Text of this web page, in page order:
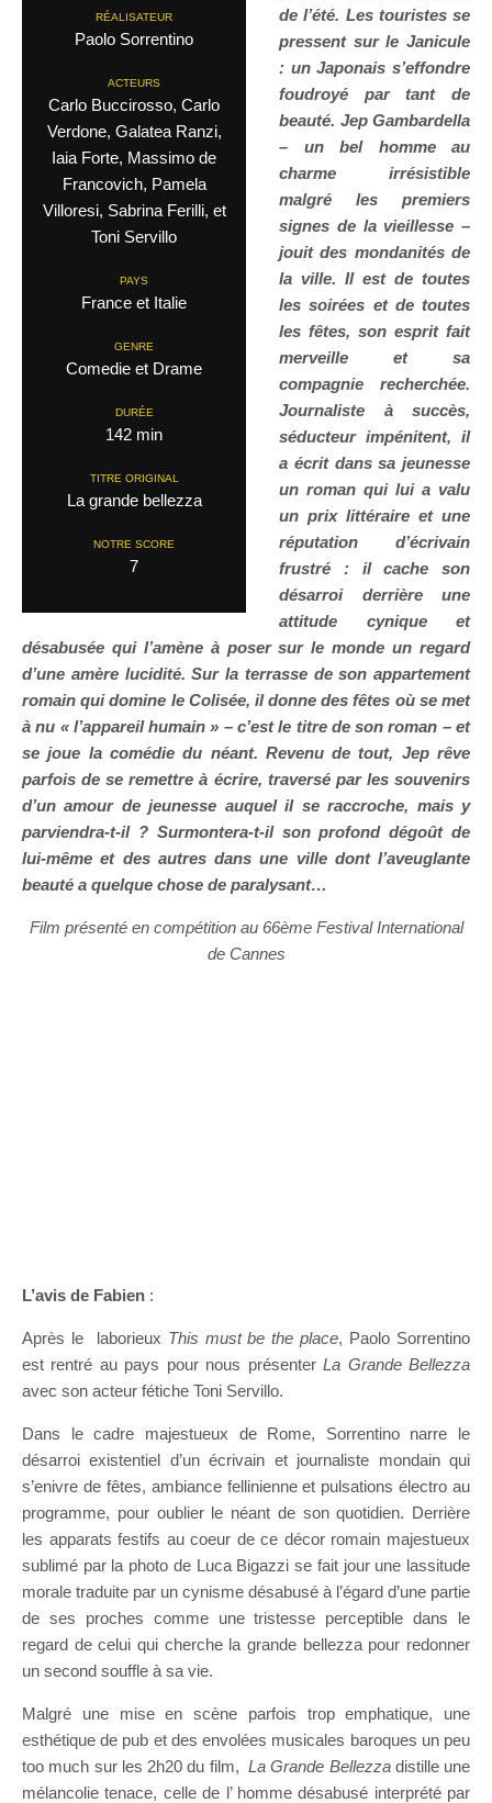
RÉALISATEUR
Paolo Sorrentino
ACTEURS
Carlo Buccirosso, Carlo
Verdone, Galatea Ranzi,
Iaia Forte, Massimo de
Francovich, Pamela
Villoresi, Sabrina Ferilli, et
Toni Servillo
PAYS
France et Italie
GENRE
Comedie et Drame
DURÉE
142 min
TITRE ORIGINAL
La grande bellezza
NOTRE SCORE
7
de l’été. Les touristes se
pressent sur le Janicule
: un Japonais s’effondre
foudroyé par tant de
beauté. Jep Gambardella
– un bel homme au
charme irrésistible
malgré les premiers
signes de la vieillesse –
jouit des mondanités de
la ville. Il est de toutes
les soirées et de toutes
les fêtes, son esprit fait
merveille et sa
compagnie recherchée.
Journaliste à succès,
séducteur impénitent, il
a écrit dans sa jeunesse
un roman qui lui a valu
un prix littéraire et une
réputation d’écrivain
frustré : il cache son
désarroi derrière une
attitude cynique et
désabusée qui l’amène à poser sur le monde un regard
d’une amère lucidité. Sur la terrasse de son appartement
romain qui domine le Colisée, il donne des fêtes où se met
à nu « l’appareil humain » – c’est le titre de son roman – et
se joue la comédie du néant. Revenu de tout, Jep rêve
parfois de se remettre à écrire, traversé par les souvenirs
d’un amour de jeunesse auquel il se raccroche, mais y
parviendra-t-il ? Surmontera-t-il son profond dégoût de
lui-même et des autres dans une ville dont l’aveuglante
beauté a quelque chose de paralysant…
Film présenté en compétition au 66ème Festival International
de Cannes
L’avis de Fabien :
Après le laborieux This must be the place, Paolo Sorrentino
est rentré au pays pour nous présenterLa Grande Bellezza
avec son acteur fétiche Toni Servillo.
Dans le cadre majestueux de Rome, Sorrentino narre le
désarroi existentiel d’un écrivain et journaliste mondain qui
s’enivre de fêtes, ambiance fellinienne et pulsations électro au
programme, pour oublier le néant de son quotidien. Derrière
les apparats festifs au coeur de ce décor romain majestueux
sublimé par la photo de Luca Bigazzi se fait jour une lassitude
morale traduite par un cynisme désabusé à l’égard d’une partie
de ses proches comme une tristesse perceptible dans le
regard de celui qui cherche la grande bellezza pour redonner
un second souffle à sa vie.
Malgré une mise en scène parfois trop emphatique, une
esthétique de pub et des envolées musicales baroques un peu
too much sur les 2h20 du film, La Grande Bellezzadistille une
mélancolie tenace, celle de l’ homme désabusé interprété par